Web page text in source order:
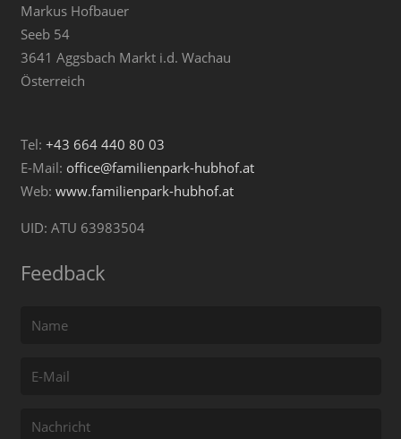
Markus Hofbauer
Seeb 54
3641 Aggsbach Markt i.d. Wachau
Österreich
Tel: +43 664 440 80 03
E-Mail: office@familienpark-hubhof.at
Web: www.familienpark-hubhof.at
UID: ATU 63983504
Feedback